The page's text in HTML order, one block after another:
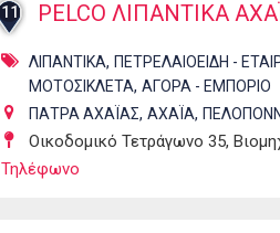
11 PELCO ΛΙΠΑΝΤΙΚΑ
ΛΙΠΑΝΤΙΚΑ, ΠΕΤΡΕΛΑΙΟΕΙΔΗ -
ΜΟΤΟΣΙΚΛΕΤΑ, ΑΓΟΡΑ - ΕΜΠΟΡΙΟ
ΠΑΤΡΑ ΑΧΑΪΑΣ, ΑΧΑΪΑ,
Οικοδομικό Τετράγωνο 35,
Τηλέφωνο